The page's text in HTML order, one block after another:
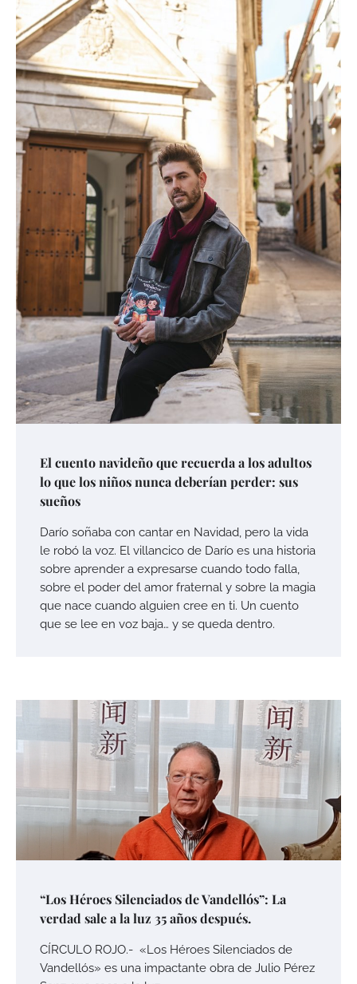
El cuento navideño que recuerda a los adultos
lo que los niños nunca deberían perder: sus
sueños
Darío soñaba con cantar en Navidad, pero la vida
le robó la voz. El villancico de Darío es una historia
sobre aprender a expresarse cuando todo falla,
sobre el poder del amor fraternal y sobre la magia
que nace cuando alguien cree en ti. Un cuento
que se lee en voz baja… y se queda dentro.
“Los Héroes Silenciados de Vandellós”: La
verdad sale a la luz 35 años después.
CÍRCULO ROJO.- «Los Héroes Silenciados de
Vandellós» es una impactante obra de Julio Pérez